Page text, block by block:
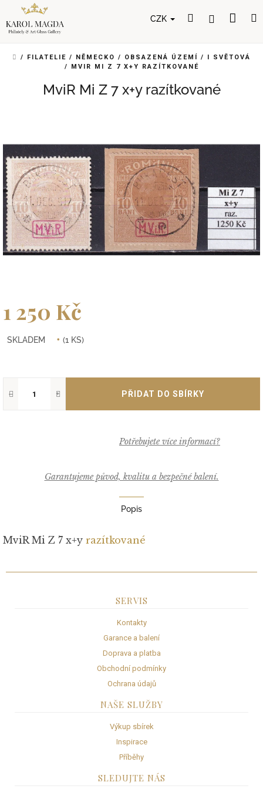
obsah
CZK HledatPřihlášení
DOMŮ
/ FILATELIE / NĚMECKO / OBSAZENÁ ÚZEMÍ /
I SVĚTOVÁ
/
MVIR MI Z 7 X+Y RAZÍTKOVANÉ
MviR Mi Z 7 x+y razítkované
1 250 Kč
cena:
SKLADEM (1 KS)
+
−
Garantujeme původ, kvalitu a bezpečné balení.
Popis
MviR Mi Z 7 x+y razítkované
SERVIS
Kontakty
Garance a balení
Doprava a platba
Obchodní podmínky
Ochrana údajů
NAŠE SLUŽBY
Výkup sbírek
Inspirace
Příběhy
SLEDUJTE NÁS